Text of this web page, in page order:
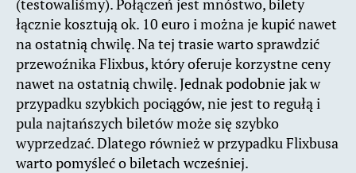
łącznie kosztują ok. 10 euro i można je kupić nawet
na ostatnią chwilę. Na tej trasie warto sprawdzić
przewoźnika Flixbus, który oferuje korzystne ceny
nawet na ostatnią chwilę. Jednak podobnie jak w
przypadku szybkich pociągów, nie jest to regułą i
pula najtańszych biletów może się szybko
wyprzedzać. Dlatego również w przypadku Flixbusa
warto pomyśleć o biletach wcześniej.